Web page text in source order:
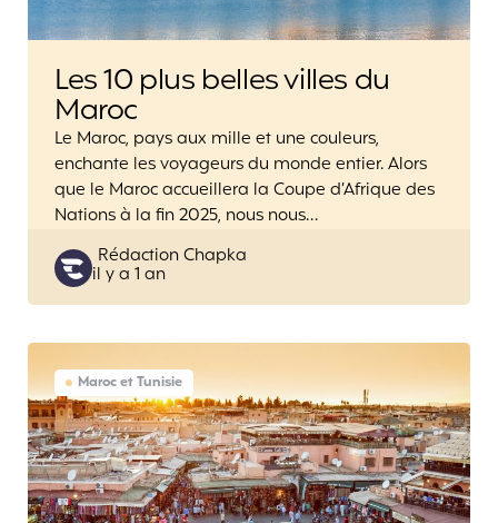
Les 10 plus belles villes du
Maroc
Le Maroc, pays aux mille et une couleurs,
enchante les voyageurs du monde entier. Alors
que le Maroc accueillera la Coupe d’Afrique des
Nations à la fin 2025, nous nous…
Posted
by
Rédaction Chapka
il y a 1 an
Maroc et Tunisie